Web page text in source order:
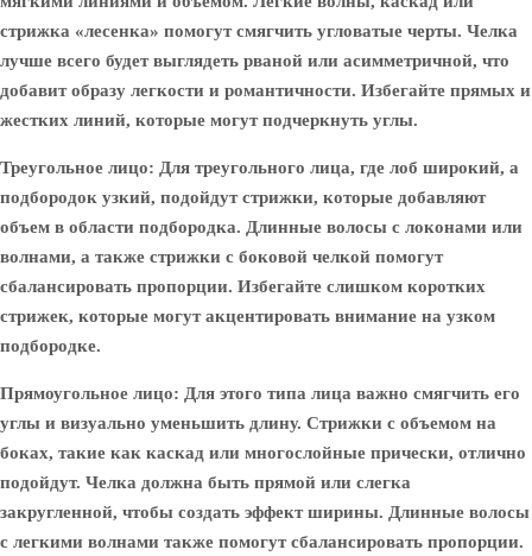
стрижка «лесенка» помогут смягчить угловатые черты. Челка
лучше всего будет выглядеть рваной или асимметричной, что
добавит образу легкости и романтичности. Избегайте прямых и
жестких линий, которые могут подчеркнуть углы.
Треугольное лицо: Для треугольного лица, где лоб широкий, а
подбородок узкий, подойдут стрижки, которые добавляют
объем в области подбородка. Длинные волосы с локонами или
волнами, а также стрижки с боковой челкой помогут
сбалансировать пропорции. Избегайте слишком коротких
стрижек, которые могут акцентировать внимание на узком
подбородке.
Прямоугольное лицо: Для этого типа лица важно смягчить его
углы и визуально уменьшить длину. Стрижки с объемом на
боках, такие как каскад или многослойные прически, отлично
подойдут. Челка должна быть прямой или слегка
закругленной, чтобы создать эффект ширины. Длинные волосы
с легкими волнами также помогут сбалансировать пропорции.